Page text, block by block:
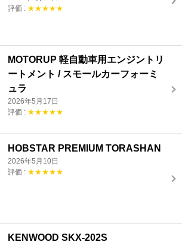
評価 : ★★★★★
MOTORUP 軽自動車用エンジントリ
ートメント / スモールカーフォーミ
ュラ
2026年5月17日
評価 : ★★★★★
HOBSTAR PREMIUM TORASHAN
2026年5月10日
評価 : ★★★★★
KENWOOD SKX-202S